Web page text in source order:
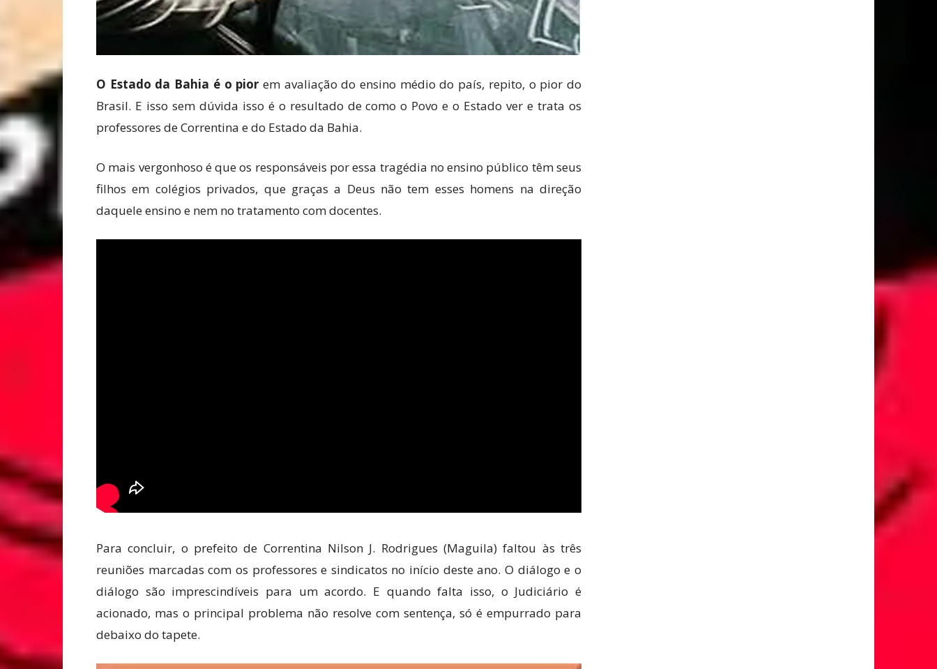
O Estado da Bahia é o pior em avaliação do ensino médio do país, repito, o pior do
Brasil. E isso sem dúvida isso é o resultado de como o Povo e o Estado ver e trata os
professores de Correntina e do Estado da Bahia.
O mais vergonhoso é que os responsáveis por essa tragédia no ensino público têm seus
filhos em colégios privados, que graças a Deus não tem esses homens na direção
daquele ensino e nem no tratamento com docentes.
Para concluir, o prefeito de Correntina Nilson J. Rodrigues (Maguila) faltou às três
reuniões marcadas com os professores e sindicatos no início deste ano. O diálogo e o
diálogo são imprescindíveis para um acordo. E quando falta isso, o Judiciário é
acionado, mas o principal problema não resolve com sentença, só é empurrado para
debaixo do tapete.